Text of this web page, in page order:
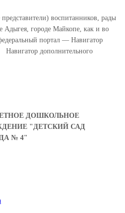
воспитанников, рады
Адыгея, городе Майкопе, как и во
портал — Навигатор
Навигатор дополнительного
ДОШКОЛЬНОЕ
"ДЕТСКИЙ САД
№ 4"